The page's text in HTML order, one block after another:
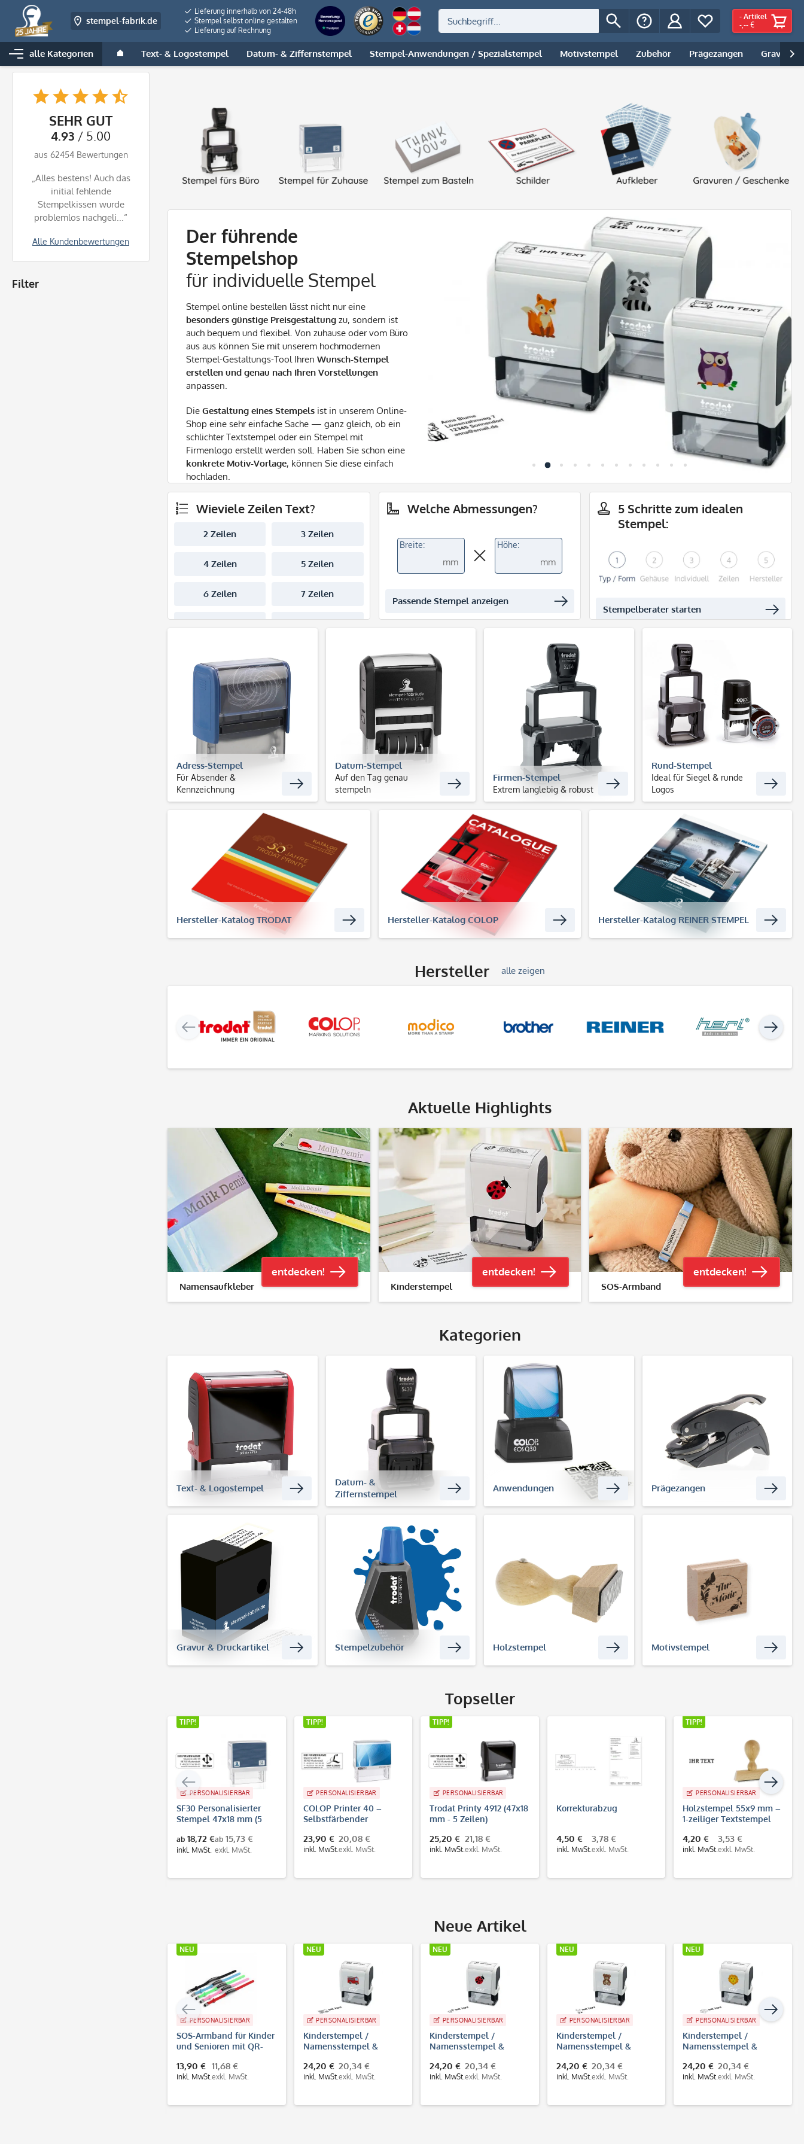
stempel-fabrik.de
Lieferung innerhalb von 24-48h
Stempel selbst online gestalten
Lieferung auf Rechnung
- Artikel
-,-- €
alle Kategorien Text- & Logostempel Datum- & Ziffernstempel Stempel-Anwendungen / Spezialstempel Motivstempel Zubehör Prägezangen Gravur |

SEHR GUT
4.93 / 5.00
aus 62454 Bewertungen
Alle Kundenbewertungen
„Alles bestens! Auch das
initial fehlende
Stempelkissen wurde
problemlos nachgeli...“
Filter
Der führende
Stempelshop
für individuelle Stempel
Stempel online bestellen lässt nicht nur eine
besonders günstige Preisgestaltung zu, sondern ist
auch bequem und flexibel. Von zuhause oder vom Büro
aus aus können Sie mit unserem hochmodernen
Stempel-Gestaltungs-Tool Ihren Wunsch-Stempel
erstellen und genau nach Ihren Vorstellungen
anpassen.
Die Gestaltung eines Stempels ist in unserem Online-
Shop eine sehr einfache Sache — ganz gleich, ob ein
schlichter Textstempel oder ein Stempel mit
Firmenlogo erstellt werden soll. Haben Sie schon eine
konkrete Motiv-Vorlage, können Sie diese einfach
hochladen.
Text- & Logostempel
Adress-Stempel
Für Absender &
Kennzeichnung
Datum-Stempel
Auf den Tag genau
stempeln
Firmen-Stempel
Extrem langlebig & robust
Rund-Stempel
Ideal für Siegel & runde
Logos
Datum- &
Ziffernstempel
Anwendungen Prägezangen
Gravur & Druckartikel Stempelzubehör Holzstempel
Namensaufkleber
entdecken!
Wieviele Zeilen Text? Welche Abmessungen?
Breite:
mm
Höhe:
mm
Passende Stempel anzeigen
Kinderstempel
entdecken!
SOS-Armband
entdecken!
5 Schritte zum idealen
Stempel:
Stempelberater starten
Hersteller-Katalog TRODAT Hersteller-Katalog COLOP Hersteller-Katalog REINER STEMPEL
Motivstempel
Topseller
SF30 Personalisierter
Stempel 47x18 mm (5
PERSONALISIERBAR
COLOP Printer 40 –
Selbstfärbender
mm, bis 6 Zeilen
23,90 €
inkl. MwSt.
PERSONALISIERBAR
Trodat Printy 4912 (47x18
mm - 5 Zeilen)
25,20 €
inkl. MwSt.
Korrekturabzug
4,50 €
inkl. MwSt.
Holzstempel 55x9 mm –
1-zeiliger Textstempel
4,20 €
inkl. MwSt.
Trodat Ersatzkissen
6/4913 –
4,30 €
inkl. MwSt.
Neue Artikel
SOS-Armband für Kinder
und Senioren mit QR-
PERSONALISIERBAR
Kinderstempel /
Namensstempel &
"Feuerwehr" Trodat
Printy 4912
24,20 €
inkl. MwSt.
PERSONALISIERBAR
Kinderstempel /
Namensstempel &
"Marienkäfer" Trodat
Printy 4912
24,20 €
inkl. MwSt.
PERSONALISIERBAR
Kinderstempel /
Namensstempel &
Trodat Printy 4912
24,20 €
inkl. MwSt.
PERSONALISIERBAR
Kinderstempel /
Namensstempel &
Trodat Printy 4912
24,20 €
inkl. MwSt.
PERSONALISIERBAR
Personalisierte
Erinnerungskiste
29,90 €
inkl. MwSt.
Aktuelle Highlights
Hersteller alle zeigen
Kategorien